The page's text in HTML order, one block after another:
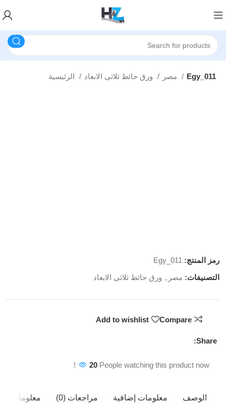
Egy_011
رمز المنتج: Egy_011
التصنيفات: مصر , ورق حائط ثلاثى الابعاد
Compare
Add to wishlist
Share:
20 People watching this product now!
الوصف معلومات إضافية مراجعات (0) معلومات